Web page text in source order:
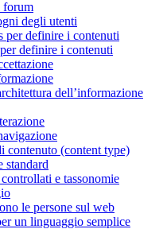
forum
degli utenti
per definire i contenuti
definire i contenuti
dell’informazione
contenuto (content type)
standard
e tassonomie
le persone sul web
un linguaggio semplice